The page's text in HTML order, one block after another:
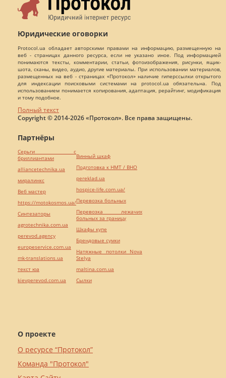
Юридические оговорки
Protocol.ua обладает авторскими правами на информацию, размещенную на
веб - страницах данного ресурса, если не указано иное. Под информацией
понимаются тексты, комментарии, статьи, фотоизображения, рисунки, ящик-
шота, сканы, видео, аудио, другие материалы. При использовании материалов,
размещенных на веб - страницах «Протокол» наличие гиперссылки открытого
для индексации поисковыми системами на protocol.ua обязательна. Под
использованием понимается копирования, адаптация, рерайтинг, модификация
и тому подобное.
Полный текст
Copyright © 2014-2026 «Протокол». Все права защищены.
О проекте
О ресурсе “Протокол”
Команда "Протокол"
Партнёры
Серьги с
бриллиантами
alliancetechnika.ua
миралинкс
Веб мастер
https://motokosmos.ua/
Синтезаторы
agrotechnika.com.ua
perevod.agency
europeservice.com.ua
mk-translations.ua
текст юа
kievperevod.com.ua
Винный шкаф
Подготовка к НМТ / ВНО
pereklad.ua
hospice-life.com.ua/
Перевозка больных
Перевозка лежачих
больных за границу
Шкафы купе
Брендовые сумки
Натяжные потолки Nova
Stelya
maltina.com.ua
Cылки